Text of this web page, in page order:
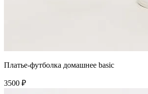
Платье-футболка домашнее basic
3500 ₽